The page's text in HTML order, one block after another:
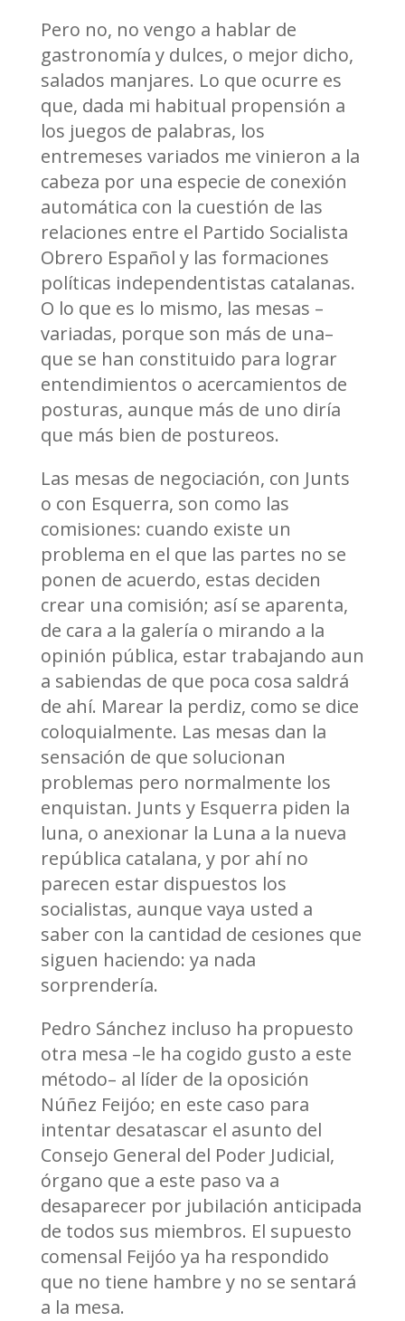
Pero no, no vengo a hablar de
gastronomía y dulces, o mejor dicho,
salados manjares. Lo que ocurre es
que, dada mi habitual propensión a
los juegos de palabras, los
entremeses variados me vinieron a la
cabeza por una especie de conexión
automática con la cuestión de las
relaciones entre el Partido Socialista
Obrero Español y las formaciones
políticas independentistas catalanas.
O lo que es lo mismo, las mesas –
variadas, porque son más de una–
que se han constituido para lograr
entendimientos o acercamientos de
posturas, aunque más de uno diría
que más bien de postureos.
Las mesas de negociación, con Junts
o con Esquerra, son como las
comisiones: cuando existe un
problema en el que las partes no se
ponen de acuerdo, estas deciden
crear una comisión; así se aparenta,
de cara a la galería o mirando a la
opinión pública, estar trabajando aun
a sabiendas de que poca cosa saldrá
de ahí. Marear la perdiz, como se dice
coloquialmente. Las mesas dan la
sensación de que solucionan
problemas pero normalmente los
enquistan. Junts y Esquerra piden la
luna, o anexionar la Luna a la nueva
república catalana, y por ahí no
parecen estar dispuestos los
socialistas, aunque vaya usted a
saber con la cantidad de cesiones que
siguen haciendo: ya nada
sorprendería.
Pedro Sánchez incluso ha propuesto
otra mesa –le ha cogido gusto a este
método– al líder de la oposición
Núñez Feijóo; en este caso para
intentar desatascar el asunto del
Consejo General del Poder Judicial,
órgano que a este paso va a
desaparecer por jubilación anticipada
de todos sus miembros. El supuesto
comensal Feijóo ya ha respondido
que no tiene hambre y no se sentará
a la mesa.